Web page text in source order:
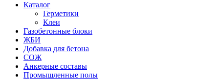
Каталог
Герметики
Клеи
Газобетонные блоки
ЖБИ
Добавка для бетона
СОЖ
Анкерные составы
Промышленные полы